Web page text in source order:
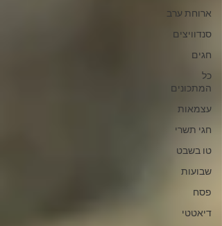
ארוחת ערב
סנדוויצים
חגים
כל
המתכונים
עצמאות
חגי תשרי
טו בשבט
שבועות
פסח
דיאטטי